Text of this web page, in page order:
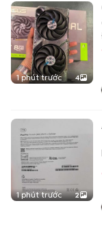
1 phút trước 4
1 phút trước 2